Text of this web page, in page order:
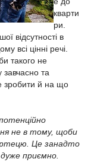
кварти
ри.
відсутності в
всі цінні речі.
такого не
завчасно та
зробити й на що
не в тому, щоби
Це занадто
приємно.